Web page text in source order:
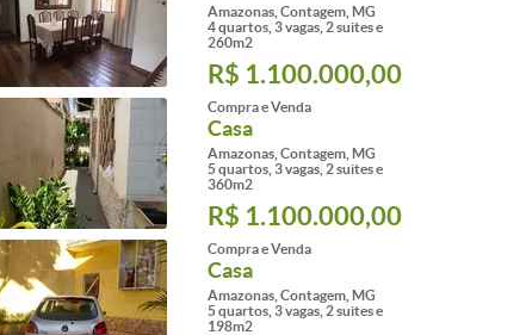
Amazonas, Contagem, MG
4 quartos, 3 vagas, 2 suites e
260m2
R$ 1.100.000,00
Compra e Venda
Casa
Amazonas, Contagem, MG
5 quartos, 3 vagas, 2 suites e
360m2
R$ 1.100.000,00
Compra e Venda
Casa
Amazonas, Contagem, MG
5 quartos, 3 vagas, 2 suites e
198m2